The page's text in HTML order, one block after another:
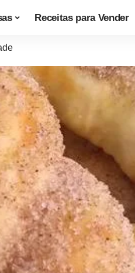
Receitas para Vender